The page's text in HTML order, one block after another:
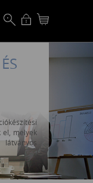
el, melyek